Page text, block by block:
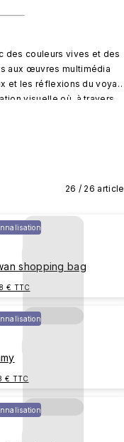
des couleurs vives et des
aux œuvres multimédia
et les réflexions du
visuelle où, à travers
26 / 26
shopping bag
€ TTC
€ TTC